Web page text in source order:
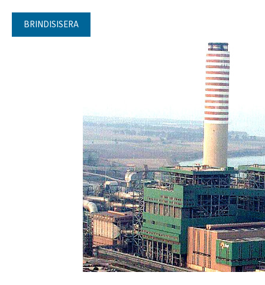
BRINDISISERA